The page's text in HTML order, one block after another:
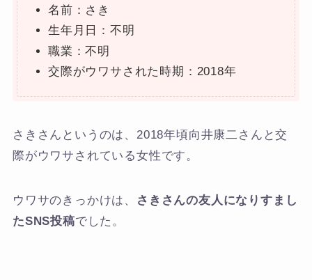
名前：さき
生年月日：不明
職業：不明
交際がウワサされた時期：2018年
さきさんというのは、2018年頃向井康二さんと交
際がウワサされている女性です。
ウワサのきっかけは、
さきさんの友人になりすまし
たSNS投稿でした。